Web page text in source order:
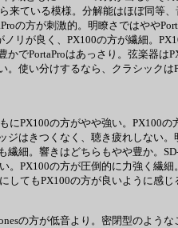
来ている模様。分解能はほぼ同等
の方が刺激的。明瞭さではやや
ノリが良く、PX100の方が繊細。
かでPortaProはあっさり。弦楽器
。使い分けするなら、クラシック
にPX100の方がやや強い。PX100
ジはきつくなく、聴き疲れしない
繊細。響きはどちらもやや豊か。
。PX100の方が圧倒的に力強く繊
してもPX100の方が良いように感じ
の方が低音より。密閉型のよう